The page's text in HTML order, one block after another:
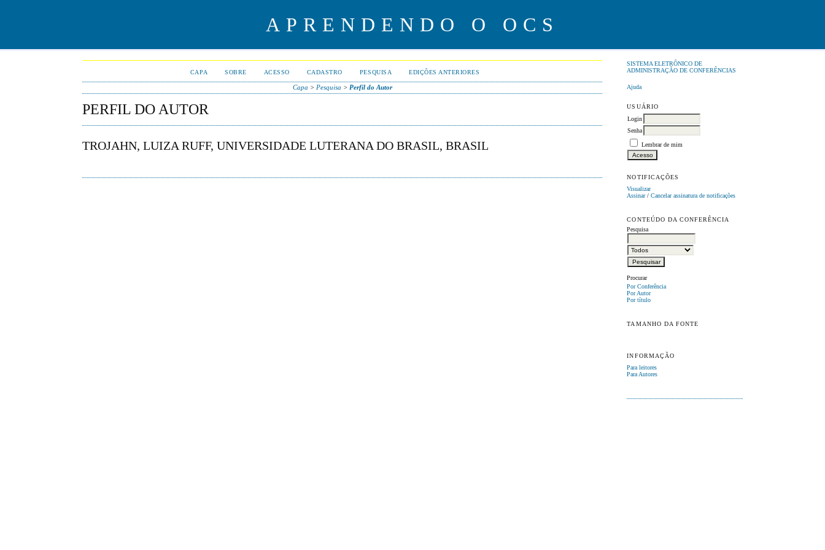
APRENDENDO O OCS
SISTEMA ELETRÔNICO DE
ADMINISTRAÇÃO DE CONFERÊNCIAS
Ajuda
USUÁRIO
Login
Senha
Lembrar de mim
NOTIFICAÇÕES
Visualizar
Assinar/Cancelar assinatura de notificações
CONTEÚDO DA CONFERÊNCIA
Pesquisa
Procurar
Por Conferência
Por Autor
Por título
TAMANHO DA FONTE
INFORMAÇÃO
Para leitores
Para Autores
CAPA SOBRE ACESSO CADASTRO PESQUISA EDIÇÕES ANTERIORES
Capa > Pesquisa > Perfil do Autor
PERFIL DO AUTOR
TROJAHN, LUIZA RUFF, UNIVERSIDADE LUTERANA DO BRASIL, BRASIL